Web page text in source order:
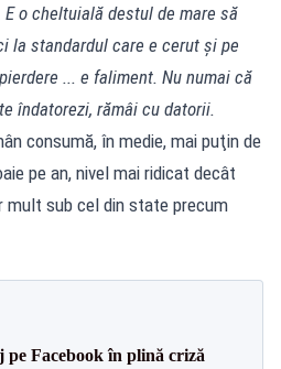
o cheltuială destul de mare să
la standardul care e cerut şi pe
... e faliment. Nu numai că
îndatorezi, rămâi cu datorii.
consumă, în medie, mai puţin de
pe an, nivel mai ridicat decât
mult sub cel din state precum
pe Facebook în plină criză